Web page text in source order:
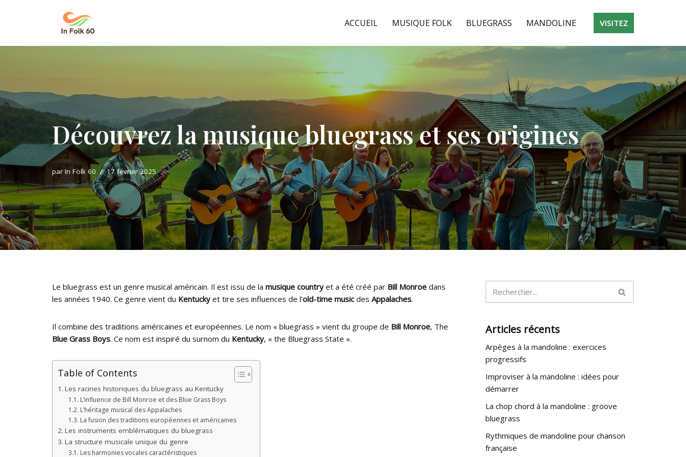
ACCUEIL MUSIQUE FOLK BLUEGRASS MANDOLINE VISITEZ
Découvrez la musique bluegrass et ses origines
parIn Folk 60 17 février 2025
Le bluegrass est un genre musical américain. Il est issu de la musique countryet a été créé par Bill Monroe dans
les années 1940. Ce genre vient du Kentuckyet tire ses influences de l’old-time music des Appalaches.
Il combine des traditions américaines et européennes. Le nom « bluegrass » vient du groupe de Bill Monroe, The
Blue Grass Boys. Ce nom est inspiré du surnom du Kentucky, « the Bluegrass State ».
Table of Contents
Les racines historiques du bluegrass au Kentucky
L’influence de Bill Monroe et des Blue Grass Boys
L’héritage musical des Appalaches
La fusion des traditions européennes et américaines
Les instruments emblématiques du bluegrass
La structure musicale unique du genre
Les harmonies vocales caractéristiques
Articles récents
Arpèges à la mandoline : exercices
progressifs
Improviser à la mandoline : idées pour
démarrer
La chop chord à la mandoline : groove
bluegrass
Rythmiques de mandoline pour chanson
française